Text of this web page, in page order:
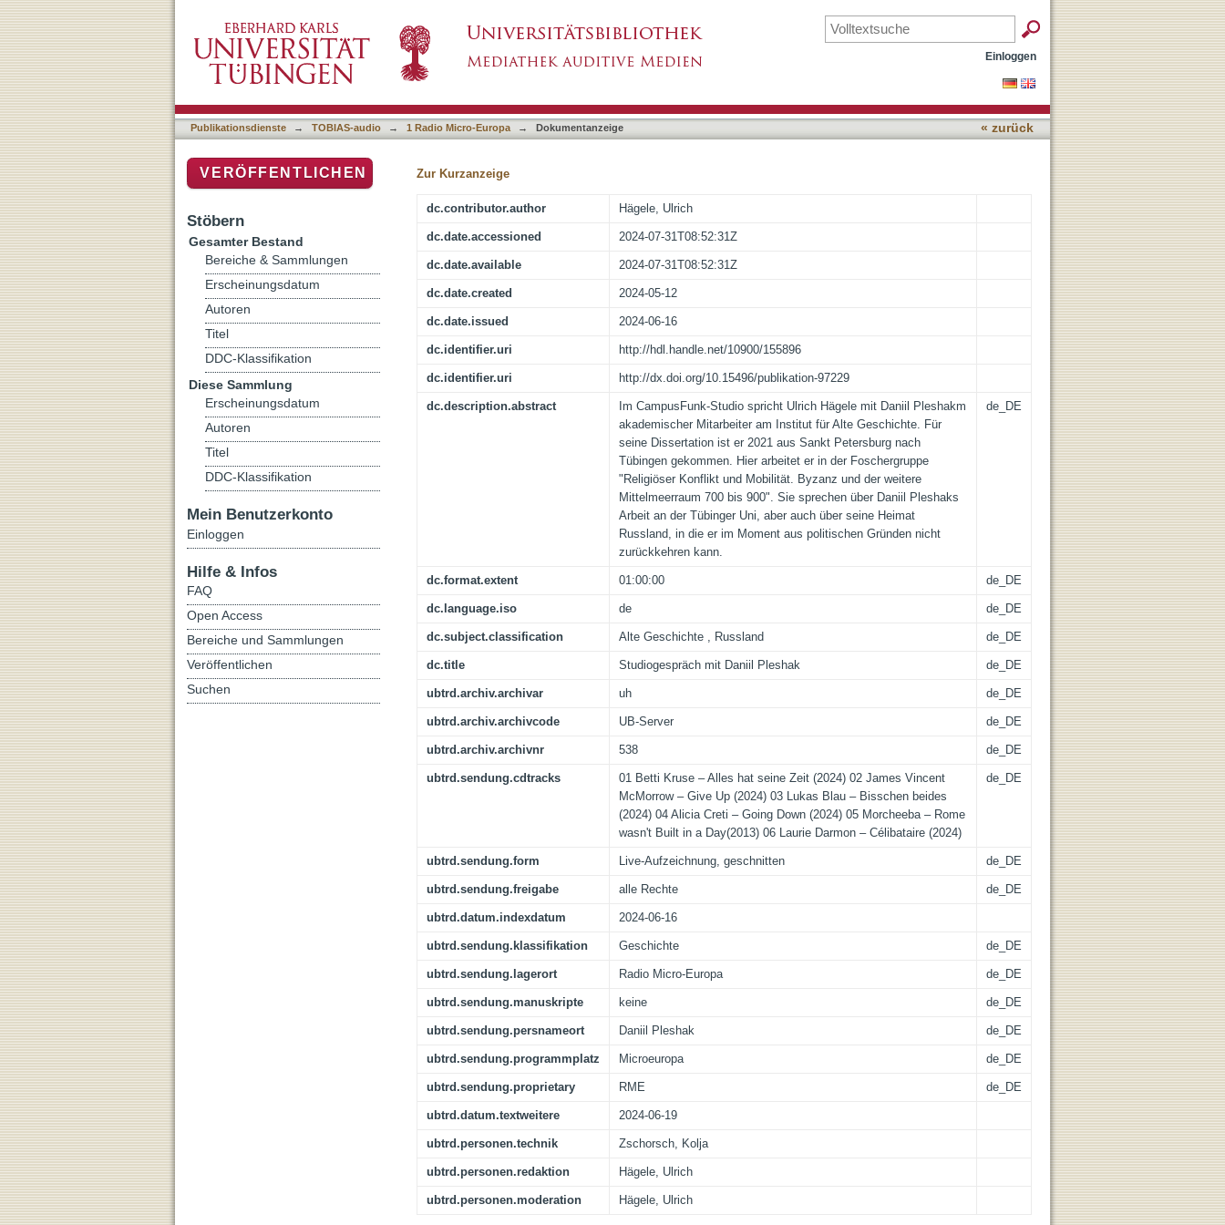
Einloggen
Publikationsdienste → TOBIAS-audio → 1 Radio Micro-Europa → Dokumentanzeige « zurück
Zur Kurzanzeige
dc.contributor.author Hägele, Ulrich
dc.date.accessioned 2024-07-31T08:52:31Z
dc.date.available 2024-07-31T08:52:31Z
dc.date.created 2024-05-12
dc.date.issued 2024-06-16
dc.identifier.uri http://hdl.handle.net/10900/155896
dc.identifier.uri http://dx.doi.org/10.15496/publikation-97229
dc.description.abstract
Im CampusFunk-Studio spricht Ulrich Hägele mit Daniil Pleshakm
akademischer Mitarbeiter am Institut für Alte Geschichte. Für
seine Dissertation ist er 2021 aus Sankt Petersburg nach
Tübingen gekommen. Hier arbeitet er in der Foschergruppe
"Religiöser Konflikt und Mobilität. Byzanz und der weitere
Mittelmeerraum 700 bis 900". Sie sprechen über Daniil Pleshaks
Arbeit an der Tübinger Uni, aber auch über seine Heimat
Russland, in die er im Moment aus politischen Gründen nicht
zurückkehren kann.
de_DE
dc.format.extent 01:00:00 de_DE
dc.language.iso de de_DE
dc.subject.classification Alte Geschichte , Russland de_DE
dc.title Studiogespräch mit Daniil Pleshak de_DE
ubtrd.archiv.archivar uh de_DE
ubtrd.archiv.archivcode UB-Server de_DE
ubtrd.archiv.archivnr 538 de_DE
ubtrd.sendung.cdtracks
01 Betti Kruse – Alles hat seine Zeit (2024) 02 James Vincent
McMorrow – Give Up (2024) 03 Lukas Blau – Bisschen beides
(2024) 04 Alicia Creti – Going Down (2024) 05 Morcheeba – Rome
wasn't Built in a Day(2013) 06 Laurie Darmon – Célibataire (2024)
de_DE
ubtrd.sendung.form Live-Aufzeichnung, geschnitten de_DE
ubtrd.sendung.freigabe alle Rechte de_DE
ubtrd.datum.indexdatum 2024-06-16
ubtrd.sendung.klassifikation Geschichte de_DE
ubtrd.sendung.lagerort Radio Micro-Europa de_DE
ubtrd.sendung.manuskripte keine de_DE
ubtrd.sendung.persnameort Daniil Pleshak de_DE
ubtrd.sendung.programmplatz Microeuropa de_DE
ubtrd.sendung.proprietary RME de_DE
ubtrd.datum.textweitere 2024-06-19
ubtrd.personen.technik Zschorsch, Kolja
ubtrd.personen.redaktion Hägele, Ulrich
ubtrd.personen.moderation Hägele, Ulrich
VERÖFFENTLICHEN
Stöbern
Gesamter Bestand
Bereiche & Sammlungen
Erscheinungsdatum
Autoren
Titel
DDC-Klassifikation
Diese Sammlung
Erscheinungsdatum
Autoren
Titel
DDC-Klassifikation
Mein Benutzerkonto
Einloggen
Hilfe & Infos
FAQ
Open Access
Bereiche und Sammlungen
Veröffentlichen
Suchen